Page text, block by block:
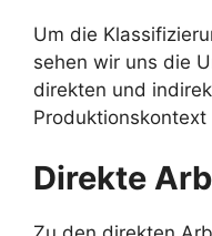
Um die
sehen wir uns die
direkten und
Produktionskontext
Direkte